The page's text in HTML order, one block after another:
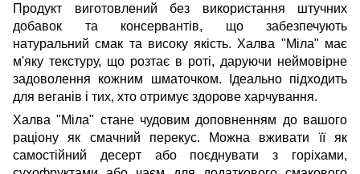
Продукт виготовлений без використання штучних
добавок та консервантів, що забезпечують
натуральний смак та високу якість. Халва "Міла" має
м'яку текстуру, що розтає в роті, даруючи неймовірне
задоволення кожним шматочком. Ідеально підходить
для веганів і тих, хто отримує здорове харчування.
Халва "Міла" стане чудовим доповненням до вашого
раціону як смачний перекус. Можна вживати її як
самостійний десерт або поєднувати з горіхами,